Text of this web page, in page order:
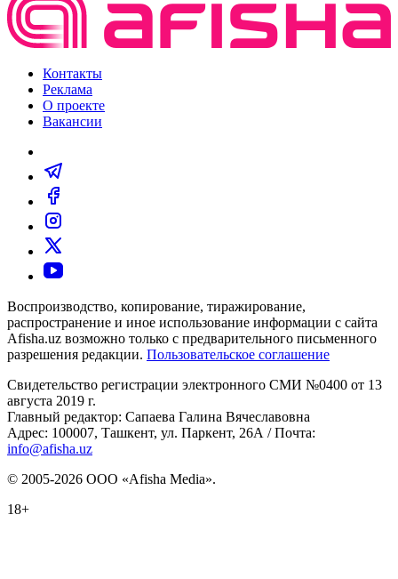
Контакты
Реклама
О проекте
Вакансии
Воспроизводство, копирование, тиражирование,
распространение и иное использование информации с сайта
Afisha.uz возможно только с предварительного письменного
разрешения редакции. Пользовательское соглашение
Свидетельство регистрации электронного СМИ №0400 от 13
августа 2019 г.
Главный редактор: Сапаева Галина Вячеславовна
Адрес: 100007, Ташкент, ул. Паркент, 26А / Почта:
info@afisha.uz
© 2005-2026 ООО «Afisha Media».
18+